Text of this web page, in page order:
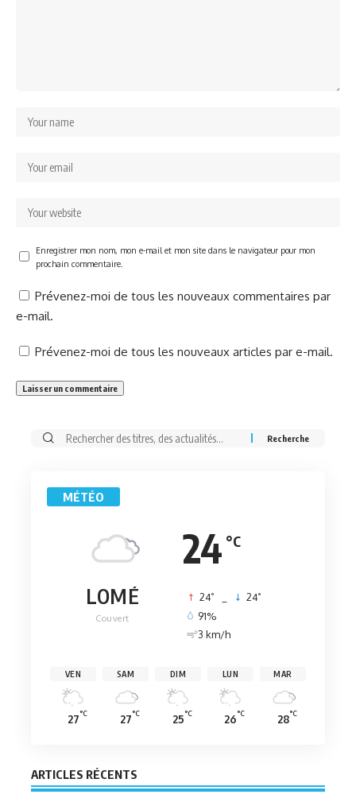
Enregistrer mon nom, mon e-mail et mon site dans le navigateur pour mon
prochain commentaire.
Prévenez-moi de tous les nouveaux commentaires par
e-mail.
Prévenez-moi de tous les nouveaux articles par e-mail.
Rechercher:
MÉTÉO
24 °C
LOMÉ
Couvert
24° 24°
91%
3 km/h
VEN
27°C
SAM
27°C
DIM
25°C
LUN
26°C
MAR
28°C
ARTICLES RÉCENTS